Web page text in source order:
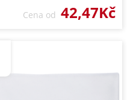
Cena od 42,47Kč